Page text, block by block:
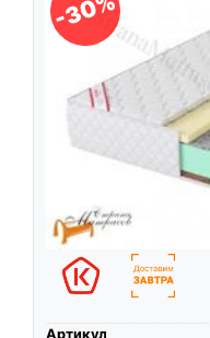
-30%
Артикул